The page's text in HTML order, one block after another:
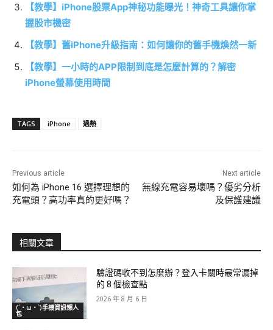
【教學】iPhone股票App神秘功能曝光！神奇工具讓你掌
握股市機密
【教學】舊iPhone升級指南：如何讓你的舊手機煥然一新
【教學】一小時的APP限制到底是怎麼計算的？解密
iPhone螢幕使用時間
TAGS iPhone 過熱
Previous article
如何為 iPhone 16 選擇理想的
充電頭？高功率真的更好嗎？
Next article
無線充電容易壞嗎？優劣分析
及保護建議
相關文章
(´・ω・`)手機資訊懶人
包
驗證碼收不到怎麼辦？登入卡關時最常漏掉
的 8 個檢查點
2026 年 8 月 6 日